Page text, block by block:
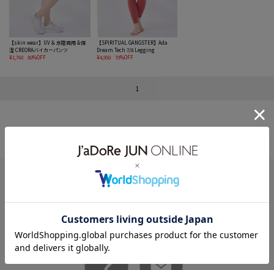
【skin wear】UV & 水陸両用 &保
湿 CREORAバイカーパンツ
¥1,760
80%OFF
【SPIRITUAL GANGSTER】Ada
Dream Tech 7/8 Legging
¥4,950
70%OFF
1
HELP
何かお困りですか？